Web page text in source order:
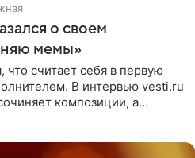
о своем
мемы»
что считает себя в первую
В интервью vesti.ru
композиции, а